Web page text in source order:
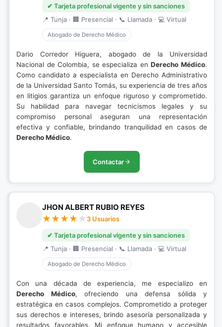
✔ Tarjeta profesional vigente y sin sanciones
📍 Tunja · 🏢 Presencial · 📞 Llamada · 💻 Virtual
Abogado de Derecho Médico
Dario Corredor Higuera, abogado de la Universidad
Nacional de Colombia, se especializa enDerecho Médico.
Como candidato a especialista en Derecho Administrativo
de la Universidad Santo Tomás, su experiencia de tres años
en litigios garantiza un enfoque riguroso y comprometido.
Su habilidad para navegar tecnicismos legales y su
compromiso personal aseguran una representación
efectiva y confiable, brindando tranquilidad en casos de
Derecho Médico.
Contactar
JHON ALBERT RUBIO REYES
3 Usuarios
✔ Tarjeta profesional vigente y sin sanciones
📍 Tunja · 🏢 Presencial · 📞 Llamada · 💻 Virtual
Abogado de Derecho Médico
Con una década de experiencia, me especializo en
Derecho Médico, ofreciendo una defensa sólida y
estratégica en casos complejos. Comprometido a proteger
sus derechos e intereses, brindo asesoría personalizada y
resultados favorables. Mi enfoque humano y accesible